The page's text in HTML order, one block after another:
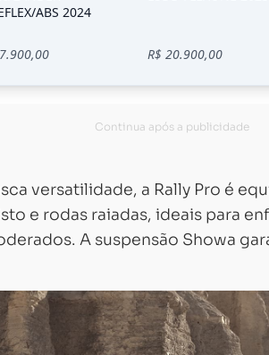
versatilidade, a Rally Pro é
e rodas raiadas, ideais para
A suspensão Showa